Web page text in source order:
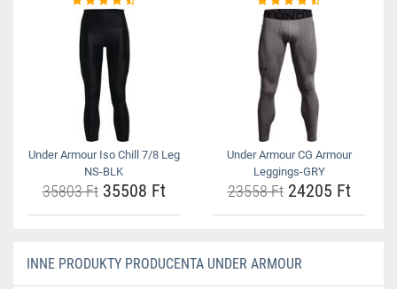
Under Armour Iso Chill 7/8 Leg
NS-BLK
35803 Ft35508 Ft
Under Armour CG Armour
Leggings-GRY
23558 Ft24205 Ft
INNE PRODUKTY PRODUCENTA UNDER ARMOUR